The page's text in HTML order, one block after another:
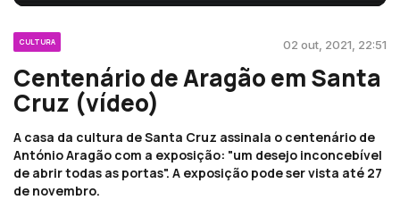
CULTURA 02 out, 2021, 22:51
Centenário de Aragão em Santa
Cruz (vídeo)
A casa da cultura de Santa Cruz assinala o centenário de
António Aragão com a exposição: "um desejo inconcebível
de abrir todas as portas". A exposição pode ser vista até 27
de novembro.